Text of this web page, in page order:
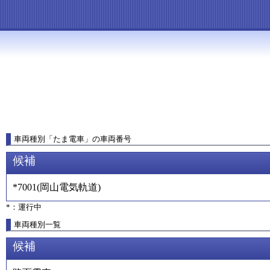
車両種別 「 たま電車 」 の車両番号
候補
*7001(岡山電気軌道)
*：運行中
車両種別一覧
候補